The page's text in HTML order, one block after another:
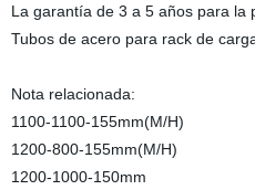
La garantía de 3 a 5 años para la
Tubos de acero para rack de
Nota relacionada:
1100-1100-155mm(M/H)
1200-800-155mm(M/H)
1200-1000-150mm